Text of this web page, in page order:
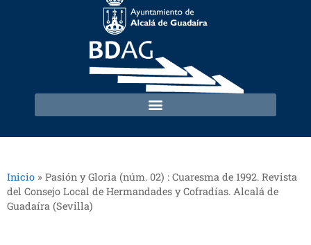
Inicio » Pasión y Gloria (núm. 02) : Cuaresma de 1992. Revista
del Consejo Local de Hermandades y Cofradías. Alcalá de
Guadaíra (Sevilla)